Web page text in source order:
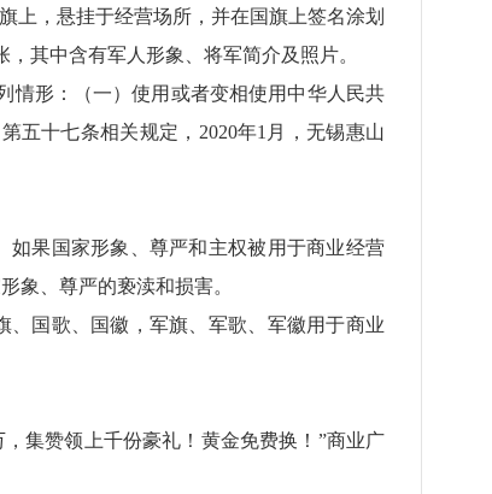
，悬挂于经营场所，并在国旗上签名涂划
其中含有军人形象、将军简介及照片。
形：（一）使用或者变相使用中华人民共
五十七条相关规定，2020年1月，无锡惠山
如果国家形象、尊严和主权被用于商业经营
象、尊严的亵渎和损害。
国歌、国徽，军旗、军歌、军徽用于商业
集赞领上千份豪礼！黄金免费换！”商业广